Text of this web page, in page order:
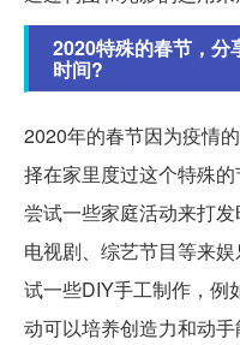
2020特殊的春节，分
时间?
2020年的春节因为疫情
择在家里度过这个特殊
尝试一些家庭活动来打发
电视剧、综艺节目等来
试一些DIY手工制作，例
动可以培养创造力和动